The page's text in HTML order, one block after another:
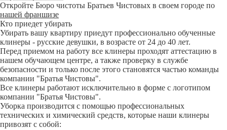
Откройте Бюро чистоты Братьев Чистовых в своем городе по
нашей франшизе
Кто приедет убирать
Убирать вашу квартиру приедут профессионально обученные
клинеры - русские девушки, в возрасте от 24 до 40 лет.
Перед приемом на работу все клинеры проходят аттестацию в
нашем обучающем центре, а также проверку в службе
безопасности и только после этого становятся частью команды
компании "Братья Чистовы".
Все клинеры работают исключительно в форме с логотипом
компании "Братья Чистовы".
Уборка производится с помощью профессиональных
технических и химический средств, которые наши клинеры
привозят с собой: